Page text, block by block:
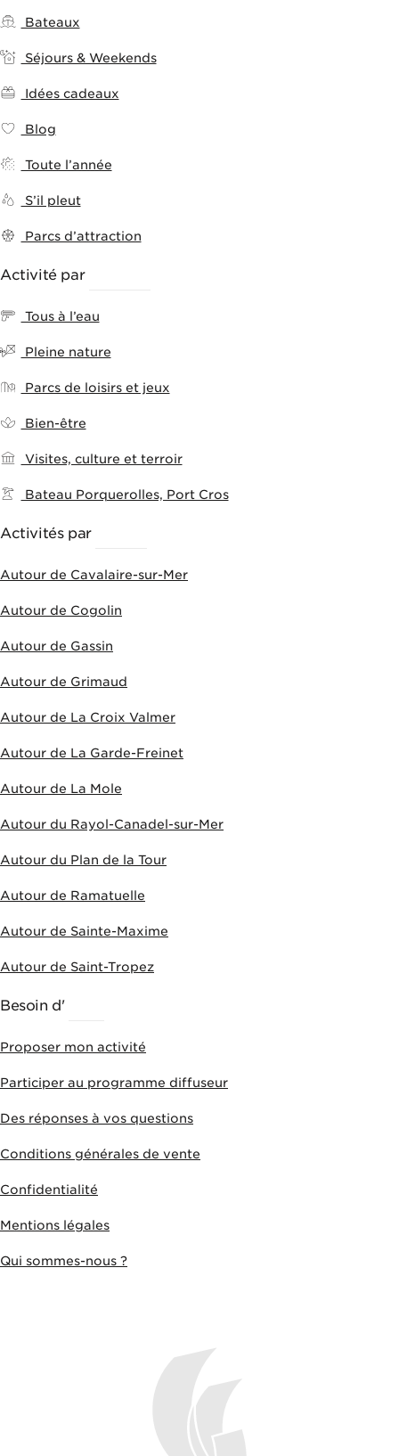
Bateaux
Séjours & Weekends
Idées cadeaux
Blog
Toute l’année
S’il pleut
Parcs d’attraction
Activité par
Tous à l’eau
Pleine nature
Parcs de loisirs et jeux
Bien-être
Visites, culture et terroir
Bateau Porquerolles, Port Cros
Activités par
Autour de Cavalaire-sur-Mer
Autour de Cogolin
Autour de Gassin
Autour de Grimaud
Autour de La Croix Valmer
Autour de La Garde-Freinet
Autour de La Mole
Autour du Rayol-Canadel-sur-Mer
Autour du Plan de la Tour
Autour de Ramatuelle
Autour de Sainte-Maxime
Autour de Saint-Tropez
Besoin d'
Proposer mon activité
Participer au programme diffuseur
Des réponses à vos questions
Conditions générales de vente
Confidentialité
Mentions légales
Qui sommes-nous ?